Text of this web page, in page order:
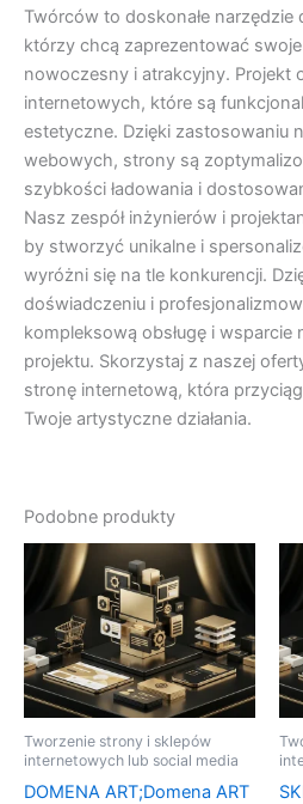
Twórców to doskonałe narzędzie
którzy chcą zaprezentować
nowoczesny i atrakcyjny. Projekt
internetowych, które są
estetyczne. Dzięki zastosowaniu
webowych, strony są
szybkości ładowania i
Nasz zespół inżynierów i
by stworzyć unikalne i
wyróżni się na tle konkurencji.
doświadczeniu i
kompleksową obsługę i wsparcie
projektu. Skorzystaj z naszej
stronę internetową, która
Twoje artystyczne działania.
Podobne produkty
Tworzenie strony i sklepów
internetowych lub social media
DOMENA ART;Domena ART